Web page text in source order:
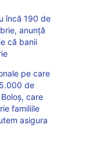
încă 190 de
anunță
că banii
pe care
de
care
familiile
asigura